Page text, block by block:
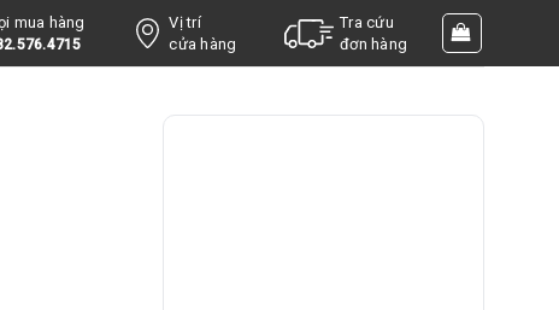
mua hàng
Vị trí
cửa hàng
Tra cứu
đơn hàng